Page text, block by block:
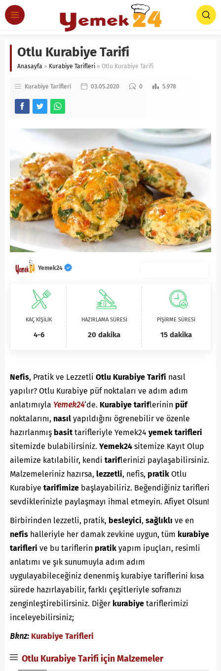
Otlu Kurabiye Tarifi
Anasayfa » Kurabiye Tarifleri » Otlu Kurabiye Tarifi
Kurabiye Tarifleri 03.05.2020 0 5.978
Yemek24
KAÇ KİŞİLİK
4-6
HAZIRLAMA SÜRESİ
20 dakika
PİŞİRME SÜRESİ
15 dakika
Nefis, Pratik ve Lezzetli Otlu Kurabiye Tarifi nasıl
yapılır? Otlu Kurabiye püf noktaları ve adım adım
anlatımıyla Yemek24‘de. Kurabiye tariflerinin püf
noktalarını, nasıl yapıldığını ögrenebilir ve özenle
hazırlanmış basittarifleriyle Yemek24 yemek tarifleri
sitemizde bulabilirsiniz. Yemek24 sitemize Kayıt Olup
ailemize katılabilir, kendi tariflerinizi paylaşabilirsiniz.
Malzemeleriniz hazırsa, lezzetli, nefis, pratik Otlu
Kurabiye tarifimize başlayabiliriz. Beğendiğiniz tarifleri
sevdiklerinizle paylaşmayı ihmal etmeyin. Afiyet Olsun!
Birbirinden lezzetli, pratik, besleyici, sağlıklı ve en
nefis halleriyle her damak zevkine uygun, tüm kurabiye
tarifleri ve bu tariflerin pratik yapım ipuçları, resimli
anlatımı ve şık sunumuyla adım adım
uygulayabileceğiniz denenmiş kurabiye tariflerini kısa
sürede hazırlayabilir, farklı çeşitleriyle sofranızı
zenginleştirebilirsiniz. Diğer kurabiye tariflerimizi
inceleyebilirsiniz;
Bknz: Kurabiye Tarifleri
Otlu Kurabiye Tarifi için Malzemeler